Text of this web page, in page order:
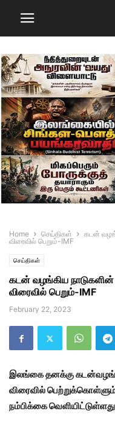
Home செய்திகள்
கடன்
விரைவில் பெறும்-IMF
செய்திகள்
கடன் வழங்கிய
விரைவில் பெறும்-IMF
February 22, 2023
இலங்கை தனக்கு
விரைவில்
நம்பிக்கை